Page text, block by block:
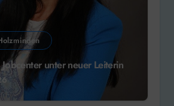
unter neuer Leiterin